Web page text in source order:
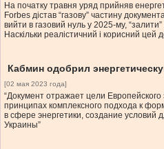
На початку травня уряд прийняв
Forbes дістав “газову” частину
вийти в газовий нуль у 2025-му,
Наскільки реалістичний і корисний цей
Кабмин одобрил
[02 мая 2023 года]
“Документ отражает цели
принципах комплексного подхода к
в сфере энергетики, создание условий
Украины”